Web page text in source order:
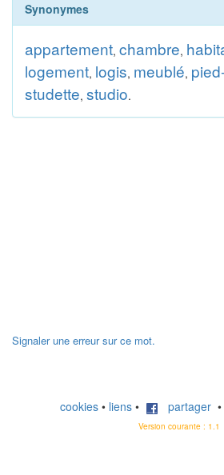
Synonymes
appartement, chambre,
logement, logis, meublé,
studette, studio.
Signaler une erreur sur ce mot.
cookies • liens • partager •
Version courante : 1.1